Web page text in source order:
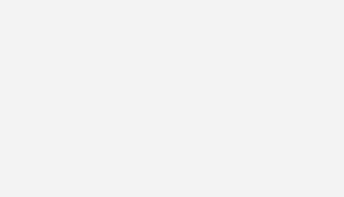
für alle, die ihr Gebäude neu vermieten,
wollen. Ein gültiger Energieausweis muss
Besichtigung vorliegen. Auch in
auf kostenpflichtigen Internetseiten oder in
Ausweisdaten in Teilen stehen. Neu ist, dass